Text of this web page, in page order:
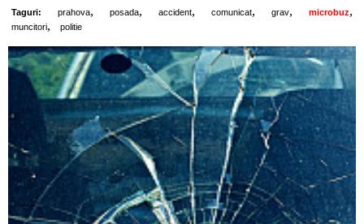
Taguri: prahova, posada, accident, comunicat, grav, microbuz,
muncitori, politie